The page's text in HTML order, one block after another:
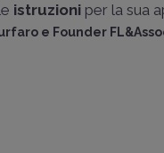
istruzioni per la sua
e Founder